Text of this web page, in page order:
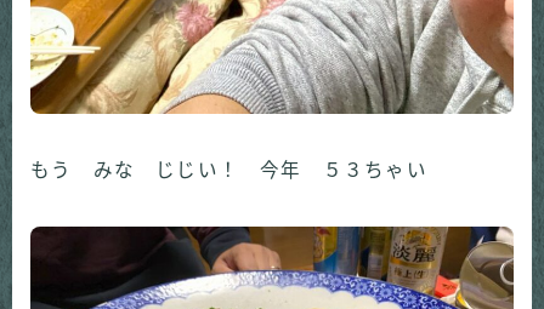
もう みな じじい！ 今年 ５３ちゃい